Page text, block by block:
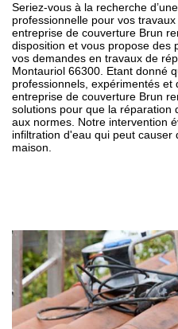
Seriez-vous à la recherche
professionnelle pour vos
entreprise de couverture Brun
disposition et vous propose des
vos demandes en travaux de
Montauriol 66300. Etant donné
professionnels, expérimentés
entreprise de couverture Brun
solutions pour que la réparation
aux normes. Notre intervention
infiltration d'eau qui peut causer
maison.